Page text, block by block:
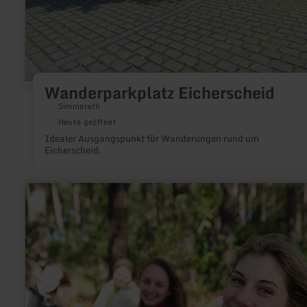
Wanderparkplatz Eicherscheid
Simmerath
Heute geöffnet
Idealer Ausgangspunkt für Wanderungen rund um
Eicherscheid.
mehr
erfahren
FTB-
Adventures